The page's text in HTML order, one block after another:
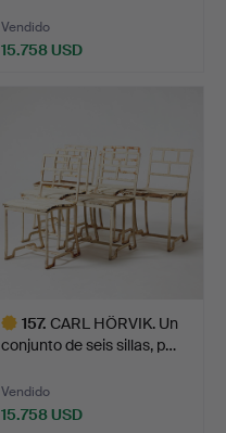
Vendido
15.758 USD
157. CARL HÖRVIK. Un
conjunto de seis sillas, p…
Vendido
15.758 USD